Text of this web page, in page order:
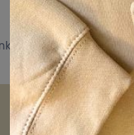
geven een